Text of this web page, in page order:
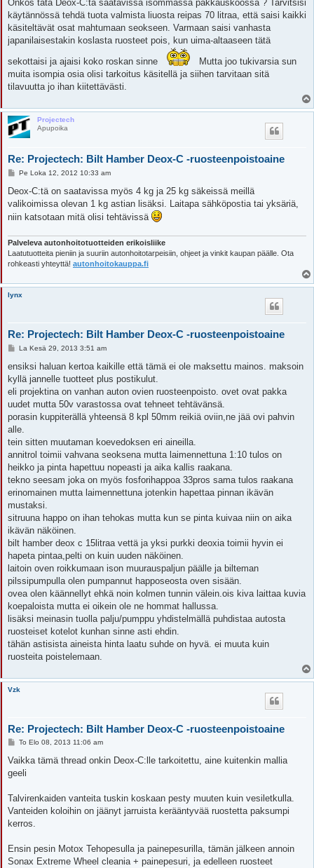
t
i
Onkos tätä Deox-C:tä saatavissa isommassa pakkauskoossa ? Tarvitsisi
käytännössä tehdä tuota valmista liuosta reipas 70 litraa, että saisi kaikki
käsiteltävät osat mahtumaan seokseen. Varmaan saisi vanhasta
japanilaisestakin koslasta ruosteet pois, kun uima-altaaseen tätä
sekottaisi ja ajaisi koko roskan sinne
Mutta joo tukivarsia sun
muita isompia osia olisi tarkoitus käsitellä ja siihen tarvitaan sitä
tilavuutta jo ihan kiitettävästi.
l
Projectech
Apupoika
Re: Projectech: Bilt Hamber Deox-C -ruosteenpoistoaine
V
e
t
i
Pe Loka 12, 2012 10:33 am
Deox-C:tä on saatavissa myös 4 kg ja 25 kg säkeissä meillä
valikoimissa olevan 1 kg astian lisäksi. Laitapa sähköpostia tai yksäriä,
niin katsotaan mitä olisi tehtävissä
Palveleva autonhoitotuotteiden erikoisliike
Laatutuotteita pieniin ja suuriin autonhoitotarpeisiin, ohjeet ja vinkit kaupan päälle. Ota
rohkeasti yhteyttä! autonhoitokauppa.fi
l
lynx
Re: Projectech: Bilt Hamber Deox-C -ruosteenpoistoaine
V
e
t
i
La Kesä 29, 2013 3:51 am
ensiksi haluan kertoa kaikille että tämä ei ole maksettu mainos. maksoin
kyllä jannelle tuotteet plus postikulut.
eli projektina on vanhan auton ovien ruosteenpoisto. ovet ovat pakka
uudet mutta 50v varastossa ovat tehneet tehtävänsä.
porasin kuppiterällä yhteensä 8 kpl 50mm reikiä oviin,ne jää ovi pahvin
alle.
tein sitten muutaman koevedoksen eri aineilla.
annitrol toimii vahvana seoksena mutta laimennettuna 1:10 tulos on
heikko ja pinta hapettuu nopeasti ja aika kallis raakana.
tekno seesam joka on myös fosforihappoa 33pros sama tulos raakana
erinomainen mutta laimennettuna jotenkin hapettaa pinnan ikävän
mustaksi.
sitruuna happo on ihan tehokas mutta kun se pinta kuivaa niin on aika
ikävän näköinen.
bilt hamber deox c 15litraa vettä ja yksi purkki deoxia toimii hyvin ei
hapeta pintaa,pelti on kuin uuden näköinen.
laitoin oven roikkumaan ison muurauspaljun päälle ja bilteman
pilssipumpulla olen pumpannut happoseosta oven sisään.
ovea olen käännellyt ehkä noin kolmen tunnin välein.ois kiva laittaa kuvia
koepaloista mutta ei oikein ole ne hommat hallussa.
lisäksi meinasin tuolla palju/pumppu yhdistelmällä puhdistaa autosta
ruosteiset kotelot kunhan sinne asti ehdin.
tähän astisista aineista hinta laatu suhde on hyvä. ei muuta kuin
ruosteita poistelemaan.
l
Vzk
Re: Projectech: Bilt Hamber Deox-C -ruosteenpoistoaine
V
e
t
To Elo 08, 2013 11:06 am
Vaikka tämä thread onkin Deox-C:lle tarkoitettu, aine kuitenkin mallia
geeli
Talvirenkaiden vanteita tuskin koskaan pesty muuten kuin vesiletkulla.
Vanteiden koloihin on jäänyt jarruista kerääntyvää ruostetta paksumpi
kerros.
Ensin pesin Motox Tehopesulla ja painepesurilla, tämän jälkeen annoin
Sonax Extreme Wheel cleania + painepesuri, ja edelleen ruosteet